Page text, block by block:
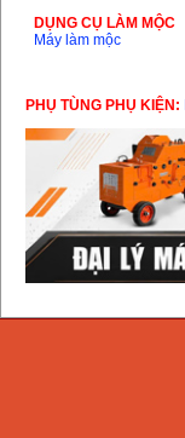
DỤNG CỤ LÀM MỘC
Máy làm mộc
PHỤ TÙNG PHỤ KIỆN: